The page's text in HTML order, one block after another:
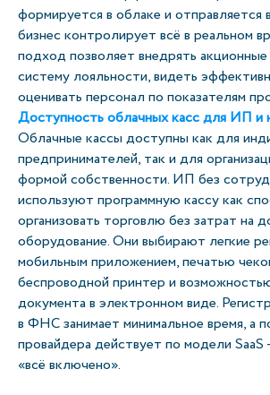
формируется в облаке и
бизнес контролирует всё в реальном
подход позволяет внедрять акционные
систему лояльности, видеть
оценивать персонал по показателям
Доступность облачных касс для ИП и
Облачные кассы доступны как для
предпринимателей, так и для
формой собственности. ИП без
используют программную кассу как
организовать торговлю без затрат на
оборудование. Они выбирают легкие
мобильным приложением, печатью
беспроводной принтер и
документа в электронном виде.
в ФНС занимает минимальное время, а
провайдера действует по модели
«всё включено».